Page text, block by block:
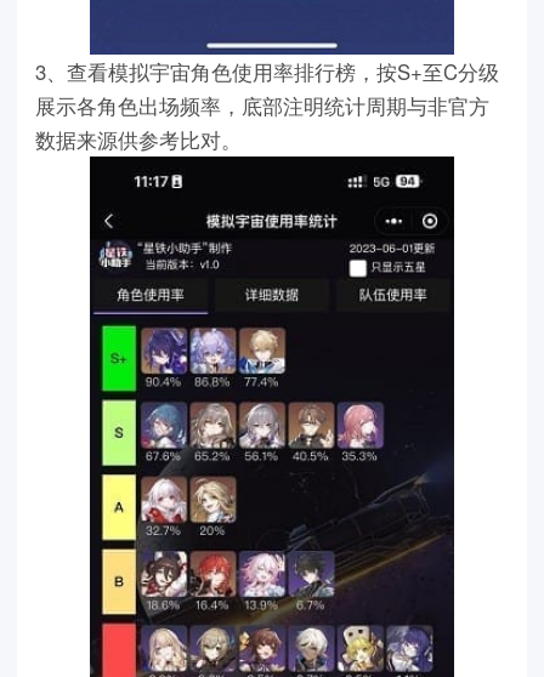
3、查看模拟宇宙角色使用率排行榜，按S+至C分级
展示各角色出场频率，底部注明统计周期与非官方
数据来源供参考比对。